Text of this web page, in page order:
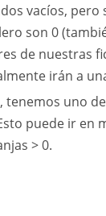
vacíos, pero
son 0
de nuestras
irán a
tenemos uno
puede ir en
> 0.